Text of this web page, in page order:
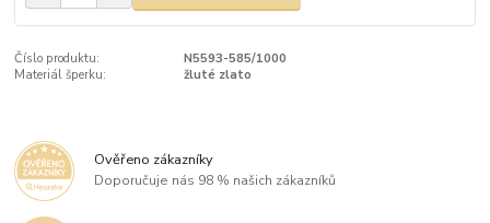
Číslo produktu:
N5593-585/1000
Materiál šperku:
žluté zlato
Ověřeno zákazníky
Doporučuje nás 98 % našich zákazníků